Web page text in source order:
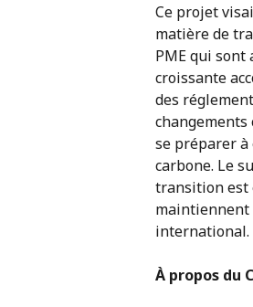
Ce projet
matière de
PME qui sont
croissante
des
changements
se préparer
carbone. Le
transition est
maintiennent
international.
À propos du